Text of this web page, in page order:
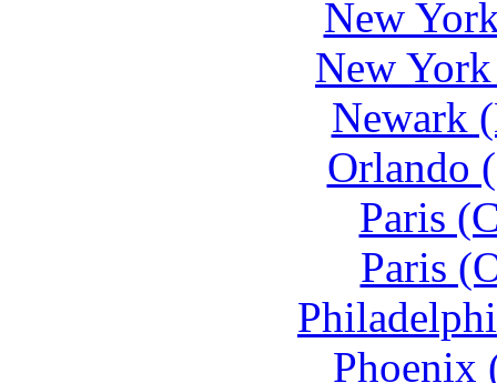
New
New
Newark
Orlando
Paris
Paris
Phoenix